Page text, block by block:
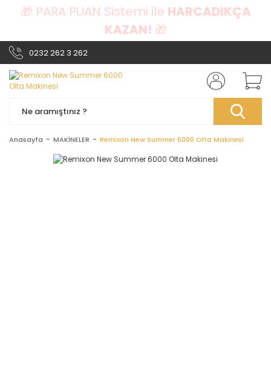
🎁 PARA PUAN Sistemi ile HARCADIKÇA
KAZAN! 🎁
0232 262 3 262
Anasayfa MAKİNELER Remixon New Summer 6000 Olta Makinesi